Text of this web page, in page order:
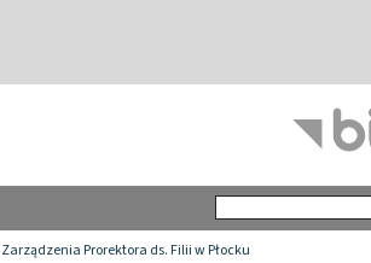
Zarządzenia Prorektora ds. Filii w Płocku